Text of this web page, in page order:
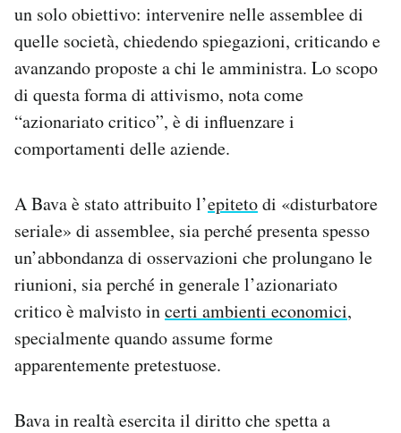
un solo obiettivo: intervenire nelle assemblee di
quelle società, chiedendo spiegazioni, criticando e
avanzando proposte a chi le amministra. Lo scopo
di questa forma di attivismo, nota come
“azionariato critico”, è di influenzare i
comportamenti delle aziende.
A Bava è stato attribuito l’epitetodi «disturbatore
seriale» di assemblee, sia perché presenta spesso
un’abbondanza di osservazioni che prolungano le
riunioni, sia perché in generale l’azionariato
critico è malvisto incerti ambienti economici,
specialmente quando assume forme
apparentemente pretestuose.
Bava in realtà esercita il diritto che spetta a